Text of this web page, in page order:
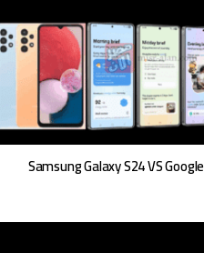
أيهما يُصوّر أفضل Samsung Galaxy S24 VS Google